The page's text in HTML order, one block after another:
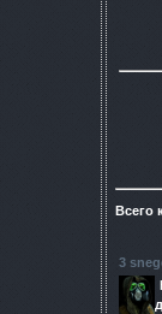
Всего
3